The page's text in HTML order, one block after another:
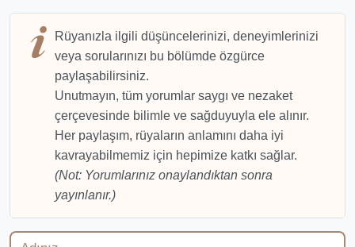
Rüyanızla ilgili düşüncelerinizi, deneyimlerinizi
veya sorularınızı bu bölümde özgürce
paylaşabilirsiniz.
Unutmayın, tüm yorumlar saygı ve nezaket
çerçevesinde bilimle ve sağduyuyla ele alınır.
Her paylaşım, rüyaların anlamını daha iyi
kavrayabilmemiz için hepimize katkı sağlar.
(Not: Yorumlarınız onaylandıktan sonra
yayınlanır.)